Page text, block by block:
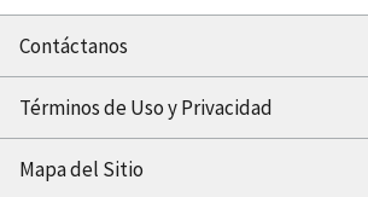
Contáctanos
Términos de Uso y Privacidad
Mapa del Sitio